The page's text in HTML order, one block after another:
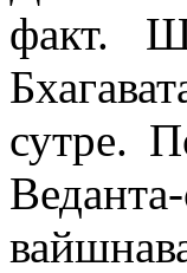
факт.
сутре.